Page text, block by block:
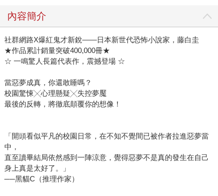
內容簡介
社群網路X爆紅鬼才新銳——日本新世代恐怖小說家，藤白圭
★作品累計銷量突破400,000冊★
☆ 一鳴驚人長篇代表作，震撼登場 ☆
當惡夢成真，你還敢睡嗎？
校園驚悚╳心理懸疑╳失控夢魘
最後的反轉，將徹底顛覆你的想像！
「開頭看似平凡的校園日常，在不知不覺間已被作者拉進惡夢當
中，
直至讀畢結局依然感到一陣涼意，覺得惡夢不是真的發生在自己
身上真是太好了。」
──黑貓C（推理作家）